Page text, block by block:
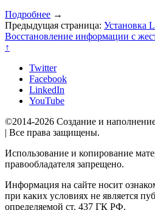
Подробнее →
Предыдущая страница: Установка
Восстановление информации с
↑
Twitter
Facebook
LinkedIn
YouTube
©2014-2026 Создание и
| Все права защищены.
Использование и копирование
правообладателя запрещено.
Информация на сайте носит
при каких условиях не является
определяемой ст. 437 ГК РФ.